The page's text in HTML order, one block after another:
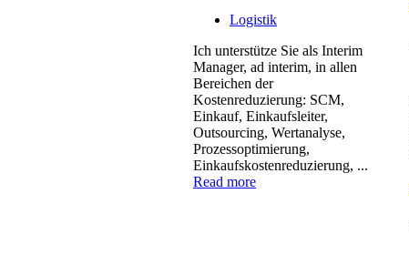
Logistik
Ich unterstütze Sie als Interim
Manager, ad interim, in allen
Bereichen der
Kostenreduzierung: SCM,
Einkauf, Einkaufsleiter,
Outsourcing, Wertanalyse,
Prozessoptimierung,
Einkaufskostenreduzierung, ...
Read more